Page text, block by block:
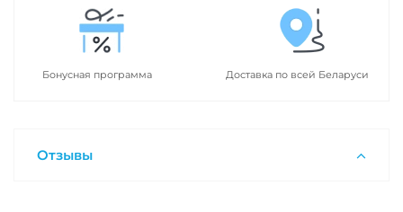
Бонусная программа Доставка по всей Беларуси
Отзывы